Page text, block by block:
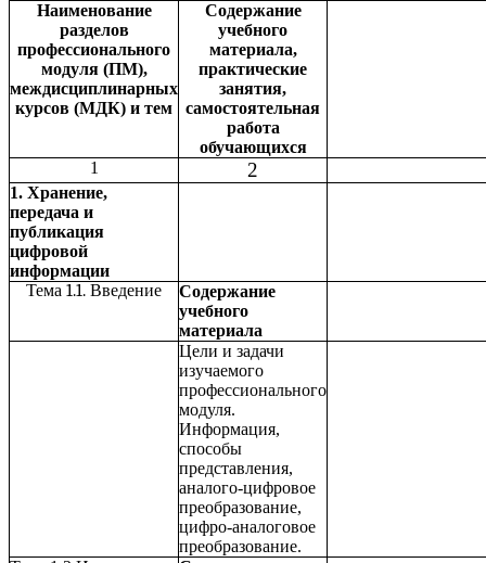
Наименование
разделов
профессионального
модуля (ПМ),
междисциплинарных
курсов (МДК) и тем
Содержание
учебного
материала,
практические
занятия,
самостоятельная
работа
обучающихся
1
2
1. Хранение,
передача и
публикация
цифровой
информации
Тема 1.1. Введение
Содержание
учебного
материала
Цели и задачи
изучаемого
профессионального
модуля.
Информация,
способы
представления,
аналого-цифровое
преобразование,
цифро-аналоговое
преобразование.